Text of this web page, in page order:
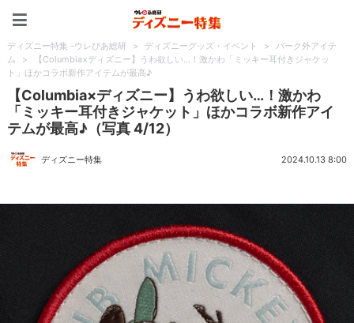
ディズニー特集 -ウレぴあ総研 > ディズニーグッズ・イベント >
パーク外アイテ
ム
>
【Columbia×ディズニー】うわ欲しい…！激かわ「ミッキー耳付きジャケッ
ト」ほかコラボ新作アイテムが最高♪
【Columbia×ディズニー】うわ欲しい…！激かわ
「ミッキー耳付きジャケット」ほかコラボ新作アイ
テムが最高♪（写真 4/12）
ディズニー特集 2024.10.13 8:00